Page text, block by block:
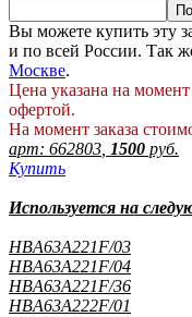
Вы можете купить эту
и по всей России. Так
Москве.
Цена указана на
офертой.
На момент заказа
арт: 662803 1500 руб.
Купить
Используется на
HBA63A221F/03
HBA63A221F/04
HBA63A221F/36
HBA63A222F/01